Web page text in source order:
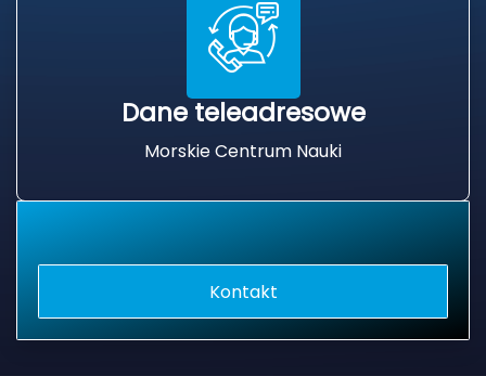
Dane teleadresowe
Morskie Centrum Nauki
Kontakt